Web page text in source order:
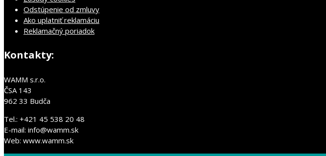
Odstúpenie od zmluvy
Ako uplatniť reklamáciu
Reklamačný poriadok
Kontakty:
WAMM s.r.o.
ČSA 143
962 33 Budča
Tel.: +421 45 538 20 48
E-mail: info@wamm.sk
Web: www.wamm.sk